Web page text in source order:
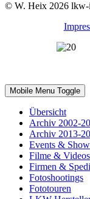
© W. Heix 2026 lkw-
Mobile Menu Toggle
Übersicht
Archiv 2002-
Archiv 2013-
Events &
Filme & Videos
Firmen &
Fotoshootings
Fototouren